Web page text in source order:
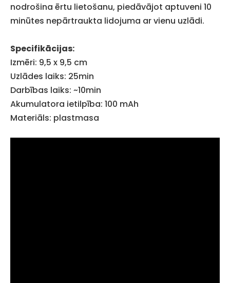
nodrošina ērtu lietošanu, piedāvājot aptuveni 10
minūtes nepārtraukta lidojuma ar vienu uzlādi.
Specifikācijas:
Izmēri: 9,5 x 9,5 cm
Uzlādes laiks: 25min
Darbības laiks: ~10min
Akumulatora ietilpība: 100 mAh
Materiāls: plastmasa